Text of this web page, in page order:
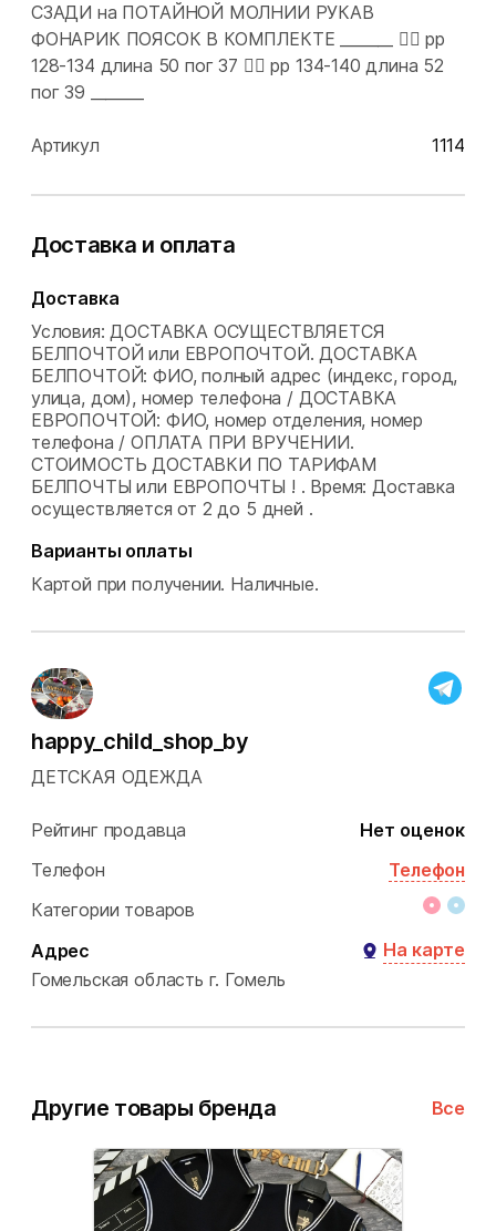
СЗАДИ на ПОТАЙНОЙ МОЛНИИ РУКАВ
ФОНАРИК ПОЯСОК В КОМПЛЕКТЕ _______ 👉🏻 рр
128-134 длина 50 пог 37 👉🏻 рр 134-140 длина 52
пог 39 _______
Артикул 1114
Доставка и оплата
Доставка
Условия: ДОСТАВКА ОСУЩЕСТВЛЯЕТСЯ
БЕЛПОЧТОЙ или ЕВРОПОЧТОЙ. ДОСТАВКА
БЕЛПОЧТОЙ: ФИО, полный адрес (индекс, город,
улица, дом), номер телефона / ДОСТАВКА
ЕВРОПОЧТОЙ: ФИО, номер отделения, номер
телефона / ОПЛАТА ПРИ ВРУЧЕНИИ.
СТОИМОСТЬ ДОСТАВКИ ПО ТАРИФАМ
БЕЛПОЧТЫ или ЕВРОПОЧТЫ ! . Время: Доставка
осуществляется от 2 до 5 дней .
Варианты оплаты
Картой при получении. Наличные.
happy_child_shop_by
ДЕТСКАЯ ОДЕЖДА
Рейтинг продавца
Нет оценок
Телефон
Телефон
Категории товаров
Адрес
На карте
Гомельская область г. Гомель
Другие товары бренда Все